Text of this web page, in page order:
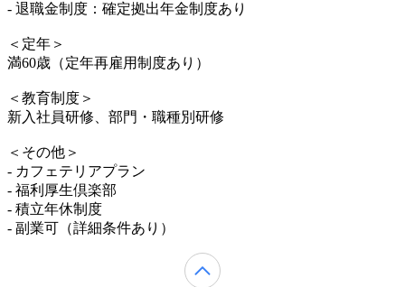
- 退職金制度：確定拠出年金制度あり
＜定年＞
満60歳（定年再雇用制度あり）
＜教育制度＞
新入社員研修、部門・職種別研修
＜その他＞
- カフェテリアプラン
- 福利厚生倶楽部
- 積立年休制度
- 副業可（詳細条件あり）